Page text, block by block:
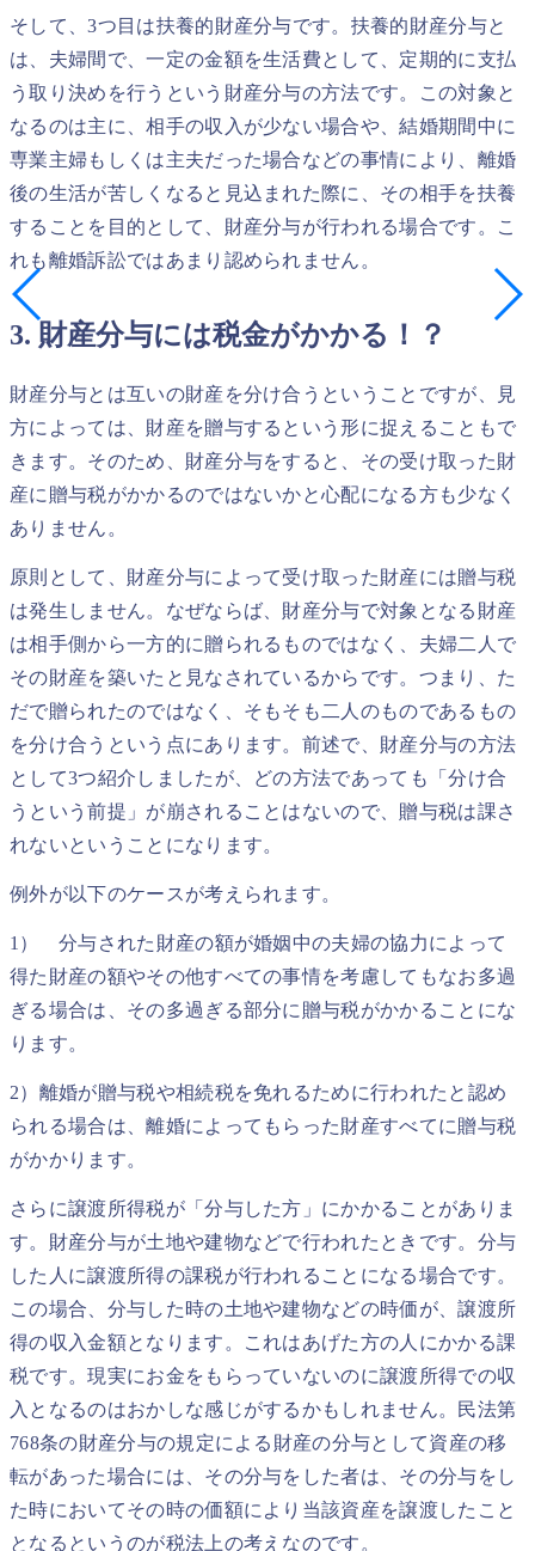
そして、3つ目は扶養的財産分与です。扶養的財産分与と
は、夫婦間で、一定の金額を生活費として、定期的に支払
う取り決めを行うという財産分与の方法です。この対象と
なるのは主に、相手の収入が少ない場合や、結婚期間中に
専業主婦もしくは主夫だった場合などの事情により、離婚
後の生活が苦しくなると見込まれた際に、その相手を扶養
することを目的として、財産分与が行われる場合です。こ
れも離婚訴訟ではあまり認められません。
3. 財産分与には税金がかかる！？
財産分与とは互いの財産を分け合うということですが、見
方によっては、財産を贈与するという形に捉えることもで
きます。そのため、財産分与をすると、その受け取った財
産に贈与税がかかるのではないかと心配になる方も少なく
ありません。
原則として、財産分与によって受け取った財産には贈与税
は発生しません。なぜならば、財産分与で対象となる財産
は相手側から一方的に贈られるものではなく、夫婦二人で
その財産を築いたと見なされているからです。つまり、た
だで贈られたのではなく、そもそも二人のものであるもの
を分け合うという点にあります。前述で、財産分与の方法
として3つ紹介しましたが、どの方法であっても「分け合
うという前提」が崩されることはないので、贈与税は課さ
れないということになります。
例外が以下のケースが考えられます。
1） 分与された財産の額が婚姻中の夫婦の協力によって
得た財産の額やその他すべての事情を考慮してもなお多過
ぎる場合は、その多過ぎる部分に贈与税がかかることにな
ります。
2）離婚が贈与税や相続税を免れるために行われたと認め
られる場合は、離婚によってもらった財産すべてに贈与税
がかかります。
さらに譲渡所得税が「分与した方」にかかることがありま
す。財産分与が土地や建物などで行われたときです。分与
した人に譲渡所得の課税が行われることになる場合です。
この場合、分与した時の土地や建物などの時価が、譲渡所
得の収入金額となります。これはあげた方の人にかかる課
税です。現実にお金をもらっていないのに譲渡所得での収
入となるのはおかしな感じがするかもしれません。民法第
768条の財産分与の規定による財産の分与として資産の移
転があった場合には、その分与をした者は、その分与をし
た時においてその時の価額により当該資産を譲渡したこと
となるというのが税法上の考えなのです。